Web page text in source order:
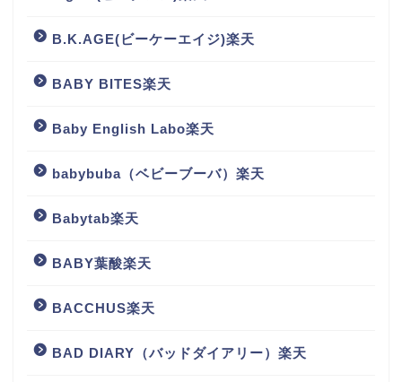
B.K.AGE(ビーケーエイジ)楽天
BABY BITES楽天
Baby English Labo楽天
babybuba（ベビーブーバ）楽天
Babytab楽天
BABY葉酸楽天
BACCHUS楽天
BAD DIARY（バッドダイアリー）楽天